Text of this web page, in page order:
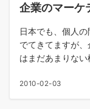
企業のマーケ
日本でも、個人
でてきてますが
はまだあまりな
2010-02-03